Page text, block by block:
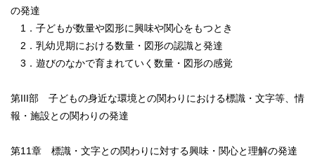
の発達
1．子どもが数量や図形に興味や関心をもつとき
2．乳幼児期における数量・図形の認識と発達
3．遊びのなかで育まれていく数量・図形の感覚
第III部 子どもの身近な環境との関わりにおける標識・文字等、情
報・施設との関わりの発達
第11章 標識・文字との関わりに対する興味・関心と理解の発達